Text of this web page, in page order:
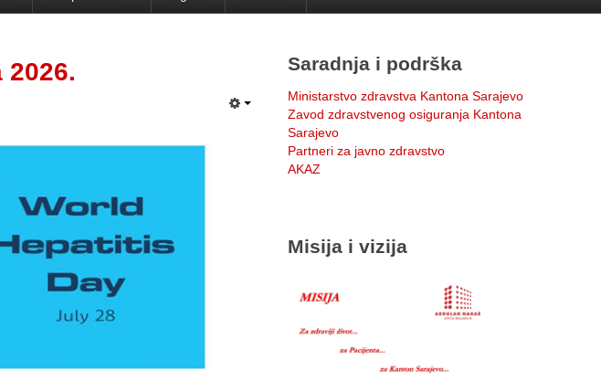
Saradnja i podrška
Ministarstvo zdravstva Kantona Sarajevo
Zavod zdravstvenog osiguranja Kantona
Sarajevo
Partneri za javno zdravstvo
AKAZ
Misija i vizija